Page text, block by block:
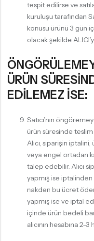
tespit edilirse ve
kuruluşu tarafından
konusu ürünü 3 gün
olacak şekilde
ÜRÜN
EDİLEMEZ İSE:
Satıcı’nın
ürün süresinde teslim
Alıcı, siparişin
veya engel ortadan
talep edebilir. Alıcı
yapmış ise
nakden bu ücret
yapmış ise ve iptal
içinde ürün bedeli
alıcının hesabına 2-